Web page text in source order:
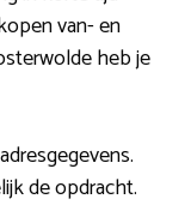
van- en
heb je
de opdracht.